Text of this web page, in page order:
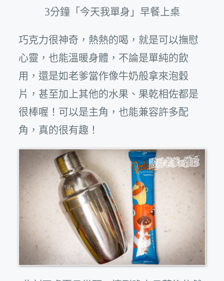
3分鐘「今天我單身」早餐上桌
巧克力很神奇，熱熱的喝，就是可以撫慰
心靈，也能溫暖身體，不論是單純的飲
用，還是如老爹當作像牛奶般拿來泡穀
片，甚至加上其他的水果、果乾相佐都是
很棒喔！可以是主角，也能兼容許多配
角，真的很有趣！